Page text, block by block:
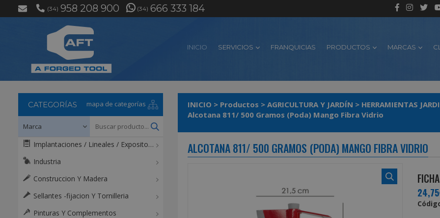
(34) 958 208 900 (34) 666 333 184
INICIO SERVICIOS FRANQUICIAS PRODUCTOS MARCAS
INICIO > Productos > AGRICULTURA Y JARDÍN > HERRAMIENTAS
Alcotana 811/ 500 Gramos (Poda) Mango Fibra Vidrio
ALCOTANA 811/ 500 GRAMOS (PODA) MANGO FIBRA VIDRIO
CATEGORÍAS mapa de categorías
Implantaciones / Lineales / Expositores / Mostradores
Industria
Construccion Y Madera
Sellantes -fijacion Y Tornilleria
Pinturas Y Complementos